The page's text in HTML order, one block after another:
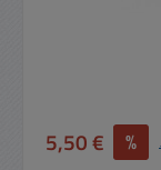
Verkaufspreis:
5,50 € %